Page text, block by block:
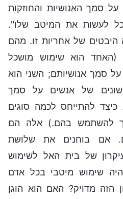
סמך האנושיות והחוזקות
לעשות את המיטב שלו".
היבטים של אחריות זו. מהם
(האחד הוא שימוש מושכל
סמך אנושיותם; השני הוא
שונים של אנשים על סמך
כיצד להתייחס לכמה סוגים
להשתמש בהם.) אלה הם
אם בוחנים את שלושת
של בית האל לשימוש
שימוש מיטבי בכל אדם
הזה מדויק? האם הוא הוגן